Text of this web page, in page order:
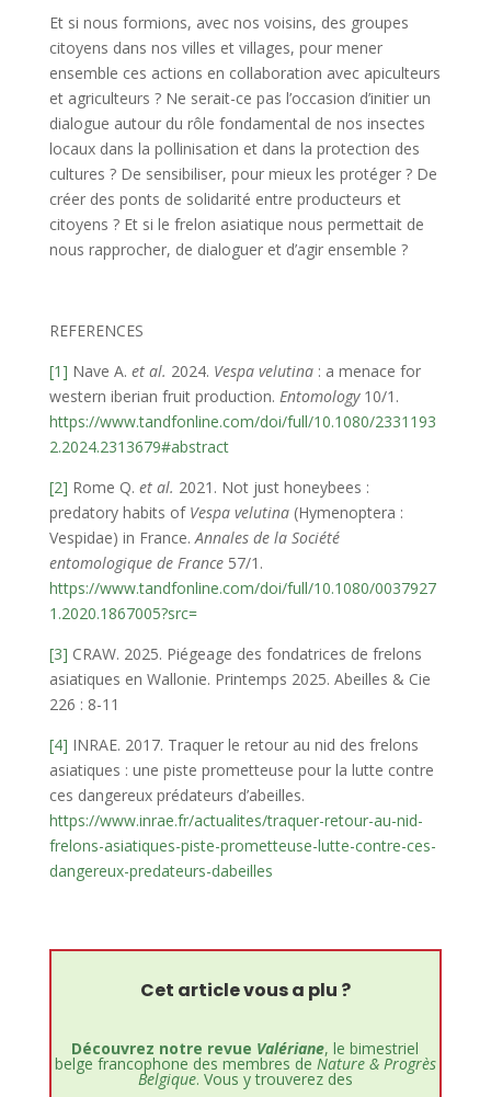
Et si nous formions, avec nos voisins, des groupes
citoyens dans nos villes et villages, pour mener
ensemble ces actions en collaboration avec apiculteurs
et agriculteurs ? Ne serait-ce pas l’occasion d’initier un
dialogue autour du rôle fondamental de nos insectes
locaux dans la pollinisation et dans la protection des
cultures ? De sensibiliser, pour mieux les protéger ? De
créer des ponts de solidarité entre producteurs et
citoyens ? Et si le frelon asiatique nous permettait de
nous rapprocher, de dialoguer et d’agir ensemble ?
REFERENCES
[1] Nave A. et al. 2024. Vespa velutina: a menace for
western iberian fruit production. Entomology 10/1.
https://www.tandfonline.com/doi/full/10.1080/2331193
2.2024.2313679#abstract
[2] Rome Q. et al. 2021. Not just honeybees :
predatory habits of Vespa velutina(Hymenoptera :
Vespidae) in France. Annales de la Société
entomologique de France57/1.
https://www.tandfonline.com/doi/full/10.1080/0037927
1.2020.1867005?src=
[3] CRAW. 2025. Piégeage des fondatrices de frelons
asiatiques en Wallonie. Printemps 2025. Abeilles & Cie
226 : 8-11
[4] INRAE. 2017. Traquer le retour au nid des frelons
asiatiques : une piste prometteuse pour la lutte contre
ces dangereux prédateurs d’abeilles.
https://www.inrae.fr/actualites/traquer-retour-au-nid-
frelons-asiatiques-piste-prometteuse-lutte-contre-ces-
dangereux-predateurs-dabeilles
Cet article vous a plu ?
Découvrez notre revue Valériane, le bimestriel
belge francophone des membres de Nature & Progrès
Belgique. Vous y trouverez des